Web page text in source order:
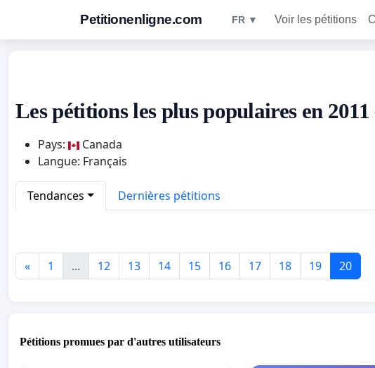
Petitionenligne.com FR ▼ Voir les pétitions
Les pétitions les plus populaires en
Pays:
Canada
Langue: Français
Tendances Dernières pétitions
« 1 ... 12 13 14 15 16 17 18 19 20
Pétitions promues par d'autres utilisateurs